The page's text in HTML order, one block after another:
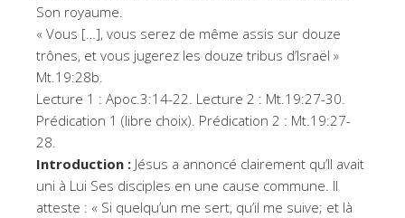
Son royaume.
« Vous […], vous serez de même assis sur douze
trônes, et vous jugerez les douze tribus d’Israël »
Mt.19:28b.
Lecture 1 : Apoc.3:14-22. Lecture 2 : Mt.19:27-30.
Prédication 1 (libre choix). Prédication 2 : Mt.19:27-
28.
Introduction : Jésus a annoncé clairement qu’Il avait
uni à Lui Ses disciples en une cause commune. Il
atteste : « Si quelqu’un me sert, qu’il me suive; et là